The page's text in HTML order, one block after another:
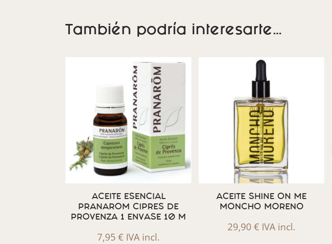
También podría interesarte…
ACEITE ESENCIAL
PRANAROM CIPRES DE
PROVENZA 1 ENVASE 10 M
7,95€ IVA incl.
ACEITE SHINE ON ME
MONCHO MORENO
29,90€ IVA incl.